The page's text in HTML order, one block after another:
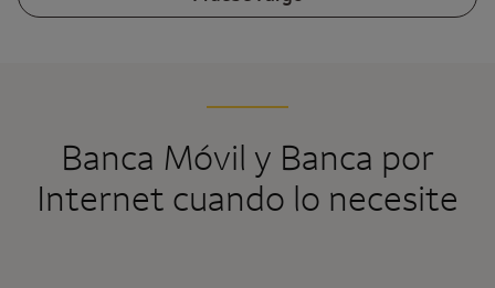
Banca Móvil y Banca por
Internet cuando lo necesite